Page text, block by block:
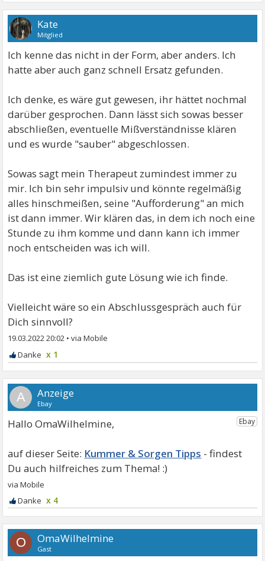
Kate
Mitglied
Ich kenne das nicht in der Form, aber anders. Ich
hatte aber auch ganz schnell Ersatz gefunden.
Ich denke, es wäre gut gewesen, ihr hättet nochmal
darüber gesprochen. Dann lässt sich sowas besser
abschließen, eventuelle Mißverständnisse klären
und es wurde "sauber" abgeschlossen.
Sowas sagt mein Therapeut zumindest immer zu
mir. Ich bin sehr impulsiv und könnte regelmäßig
alles hinschmeißen, seine "Aufforderung" an mich
ist dann immer. Wir klären das, in dem ich noch eine
Stunde zu ihm komme und dann kann ich immer
noch entscheiden was ich will.
Das ist eine ziemlich gute Lösung wie ich finde.
Vielleicht wäre so ein Abschlussgespräch auch für
Dich sinnvoll?
19.03.2022 20:02 •
x 1
A
Hallo OmaWilhelmine,
Kummer & Sorgen Tipps
x 4
O OmaWilhelmine
Gast